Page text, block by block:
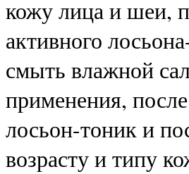
кожу лица и шеи,
активного
смыть влажной
применения,
лосьон-тоник и
возрасту и типу